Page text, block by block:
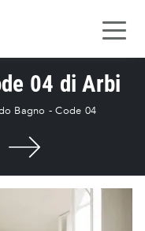
04 di Arbi
Bagno -Code 04